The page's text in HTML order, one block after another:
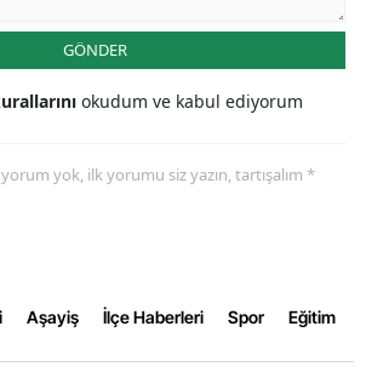
Bartın
Yalova
Osmaniye
GÖNDER
okudum ve kabul ediyorum
yok, ilk yorumu siz yazın, tartışalım *
Aşayiş İlçe Haberleri Spor Eğitim